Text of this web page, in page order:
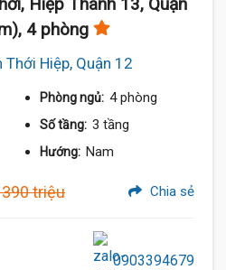
4 phòng
Thới Hiệp, Quận 12
Phòng ngủ: 4 phòng
Số tầng: 3 tầng
Hướng: Nam
triệu Chia sẻ
0903394679